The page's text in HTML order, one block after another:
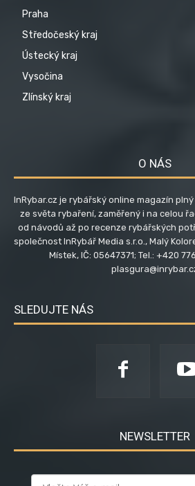
Praha
Středočeský kraj
Ústecký kraj
Vysočina
Zlínský kraj
O NÁS
InRybar.cz je rybářský online magazín
ze světa rybaření, zaměřený i na celou
od návodů až po recenze rybářských
společnost InRybář Media s.r.o., Malý
Místek, IČ: 05647371; Tel.: +420
SLEDUJTE NÁS
NEWSLETTER